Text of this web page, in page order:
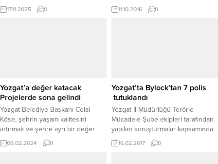
Malulü Gaziler, Şehit Dul ve
Yetimleri Derneği Başkanı Pakize
Şehide ve şehit...
17.11.2025 0
geçmediğini belirterek nakliyeci
esnafının iş yapamadığını söyledi.
sadece buğday ve pancar hasat
mevsiminde çalıştığını dile...
11.10.2016 0
Yozgat’a değer katacak
Projelerde sona gelindi
Yozgat Belediye Başkanı Celal
Köse, şehrin yaşam kalitesini
artırmak ve şehre ayrı bir değer
katmak amacıyla hayata geçirilen
projelerde sona gelindiğini
06.02.2024 0
Yozgat’ta Bylock’tan 7 polis
tutuklandı
Yozgat İl Müdürlüğü Terörle
Mücadele Şube ekipleri tarafından
yapılan soruşturmalar kapsamında
Silahlı Terör Örgütü FETÖ/PDY
bağlantısı tespit edilen 7 emniyet
16.02.2017 0